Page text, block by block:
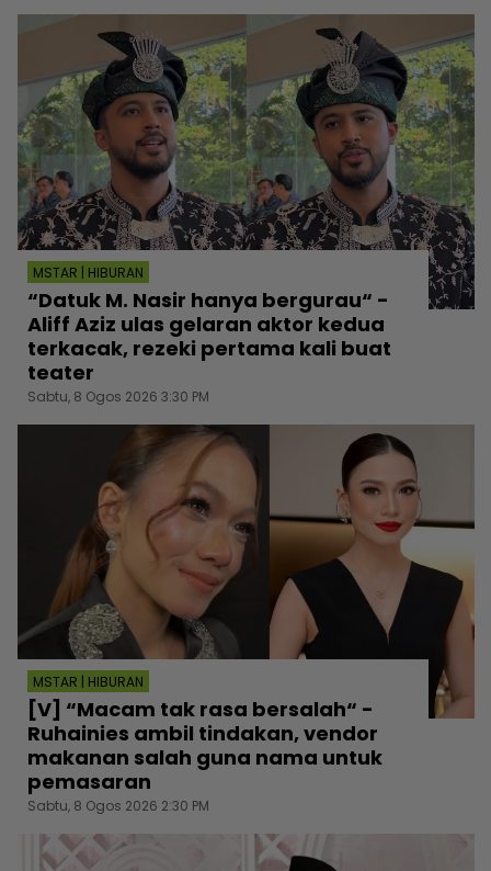
MSTAR | HIBURAN
“Datuk M. Nasir hanya bergurau“ -
Aliff Aziz ulas gelaran aktor kedua
terkacak, rezeki pertama kali buat
teater
Sabtu, 8 Ogos 2026 3:30 PM
MSTAR | HIBURAN
[V] “Macam tak rasa bersalah“ -
Ruhainies ambil tindakan, vendor
makanan salah guna nama untuk
pemasaran
Sabtu, 8 Ogos 2026 2:30 PM